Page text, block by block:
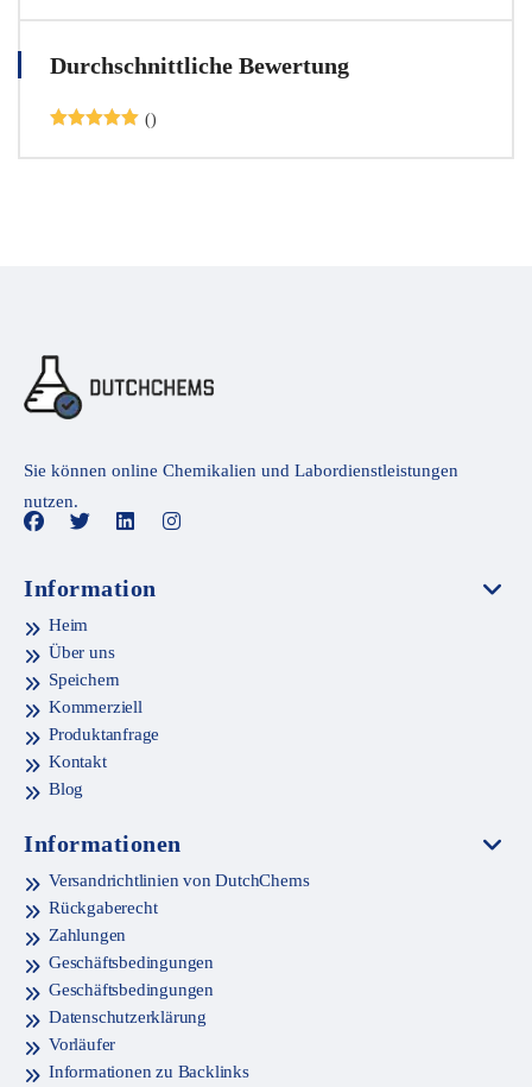
Durchschnittliche Bewertung
mit5von 5
()
Sie können online Chemikalien und Labordienstleistungen
nutzen.
Information
Heim
Über uns
Speichern
Kommerziell
Produktanfrage
Kontakt
Blog
Informationen
Versandrichtlinien von DutchChems
Rückgaberecht
Zahlungen
Geschäftsbedingungen
Geschäftsbedingungen
Datenschutzerklärung
Vorläufer
Informationen zu Backlinks